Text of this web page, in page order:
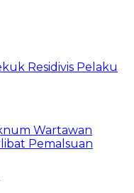
Residivis Pelaku
Wartawan
Pemalsuan